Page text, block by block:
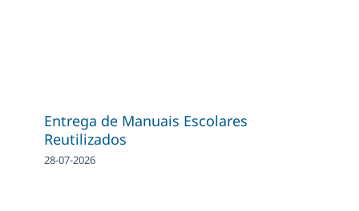
Entrega de Manuais Escolares
Reutilizados
28-07-2026